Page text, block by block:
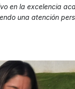
en la excelencia
una atención